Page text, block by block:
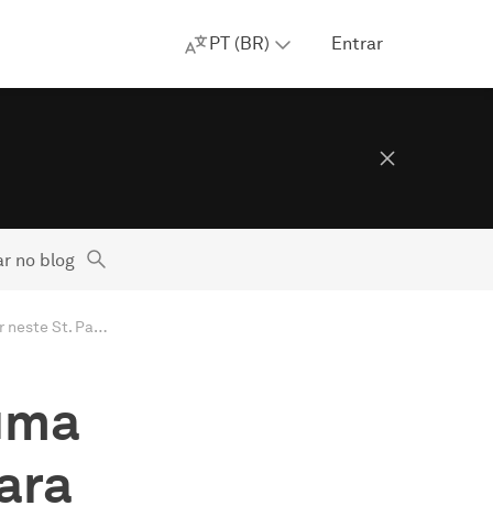
PT (BR) Entrar
no blog
Hoje é seu dia de sorte: uma promoção do AdGuard para economizar neste St. Patrick's Day!